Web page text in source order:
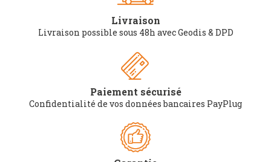
Livraison
Livraison possible sous 48h avec Geodis & DPD
Paiement sécurisé
Confidentialité de vos données bancaires PayPlug